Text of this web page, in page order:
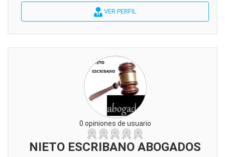
VER PERFIL
0 opiniones de usuario
NIETO ESCRIBANO ABOGADOS